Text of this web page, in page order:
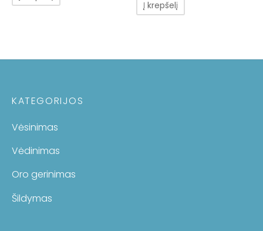
Į krepšelį
KATEGORIJOS
Vėsinimas
Vėdinimas
Oro gerinimas
Šildymas